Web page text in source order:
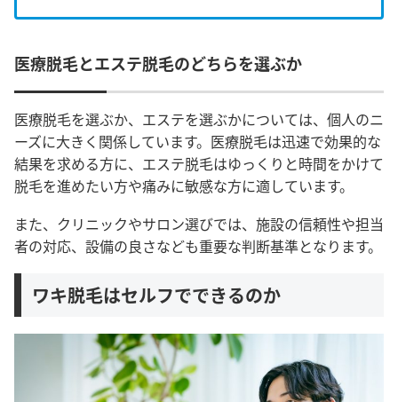
医療脱毛とエステ脱毛のどちらを選ぶか
医療脱毛を選ぶか、エステを選ぶかについては、個人のニ
ーズに大きく関係しています。医療脱毛は迅速で効果的な
結果を求める方に、エステ脱毛はゆっくりと時間をかけて
脱毛を進めたい方や痛みに敏感な方に適しています。
また、クリニックやサロン選びでは、施設の信頼性や担当
者の対応、設備の良さなども重要な判断基準となります。
ワキ脱毛はセルフでできるのか